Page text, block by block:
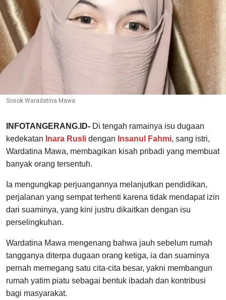
Sosok Waradatina Mawa
INFOTANGERANG.ID- Di tengah ramainya isu dugaan
kedekatan Inara Rusli dengan Insanul Fahmi, sang istri,
Wardatina Mawa, membagikan kisah pribadi yang membuat
banyak orang tersentuh.
Ia mengungkap perjuangannya melanjutkan pendidikan,
perjalanan yang sempat terhenti karena tidak mendapat izin
dari suaminya, yang kini justru dikaitkan dengan isu
perselingkuhan.
Wardatina Mawa mengenang bahwa jauh sebelum rumah
tangganya diterpa dugaan orang ketiga, ia dan suaminya
pernah memegang satu cita-cita besar, yakni membangun
rumah yatim piatu sebagai bentuk ibadah dan kontribusi
bagi masyarakat.